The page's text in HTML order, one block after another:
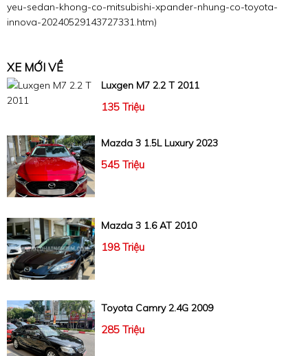
yeu-sedan-khong-co-mitsubishi-xpander-nhung-co-toyota-
innova-20240529143727331.htm)
XE MỚI VỀ
Luxgen M7 2.2 T 2011
135 Triệu
Mazda 3 1.5L Luxury 2023
545 Triệu
Mazda 3 1.6 AT 2010
198 Triệu
Toyota Camry 2.4G 2009
285 Triệu